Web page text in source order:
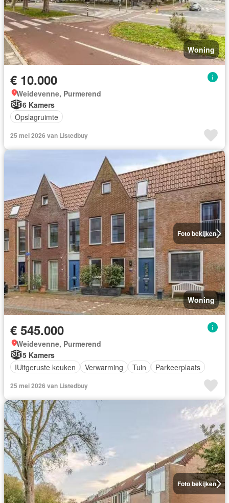
Woning
€ 10.000
Weidevenne, Purmerend
6 Kamers
Opslagruimte
25 mei 2026 van Listedbuy
Foto bekijken
Woning
€ 545.000
Weidevenne, Purmerend
5 Kamers
IUitgeruste keuken
Verwarming Tuin Parkeerplaats
25 mei 2026 van Listedbuy
Foto bekijken